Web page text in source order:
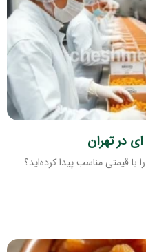
در تهران
با قیمتی مناسب پیدا کرده‌اید؟